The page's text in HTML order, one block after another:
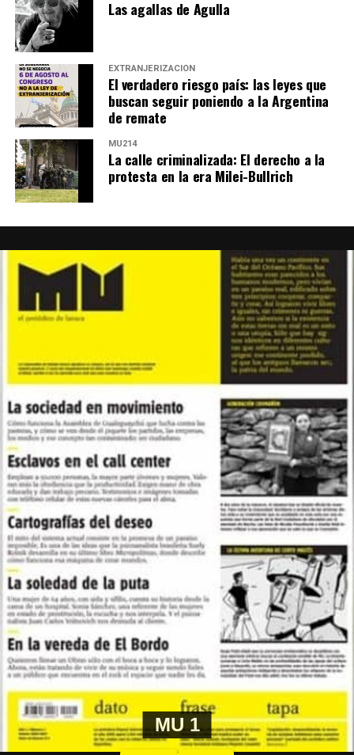
Las agallas de Agulla
EXTRANJERIZACIÓN
El verdadero riesgo país: las leyes que
buscan seguir poniendo a la Argentina
de remate
MU214
La calle criminalizada: El derecho a la
protesta en la era Milei-Bullrich
MU 1